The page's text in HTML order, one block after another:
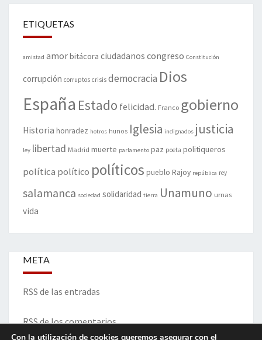
ETIQUETAS
amistad amorbitácora ciudadanos congreso Constitución
corrupción corruptos crisis democracia Dios
España Estado felicidad. Franco gobierno
Historia honradez hotros hunos Iglesia indignados justicia
ley libertad Madrid muerte parlamento paz poeta politiqueros
política político políticos pueblo Rajoy república rey
salamanca sociedad solidaridad tierra Unamuno urnas
vida
META
RSS de las entradas
RSS de los comentarios
Con la utilización de cookies queremos asegurar con el